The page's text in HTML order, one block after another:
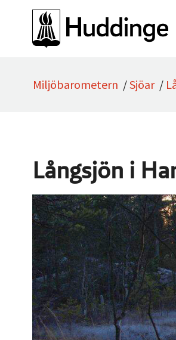
Gå direkt till sidans innehåll
Miljöbarometern /Sjöar /
Långsjön i